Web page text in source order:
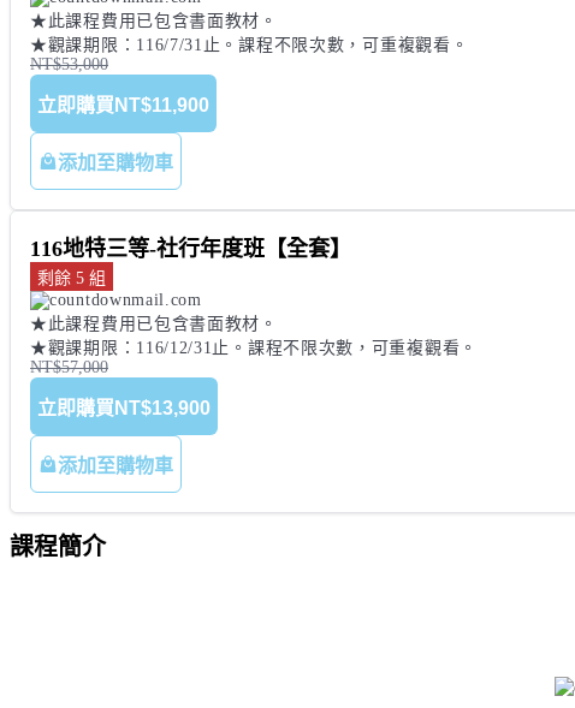
★此課程費用已包含書面教材。
★觀課期限：116/7/31止。課程不限次數，可重複觀看。
NT$53,000
立即購買 NT$11,900
添加至購物車
116地特三等-社行年度班【全套】
剩餘 5 組
★此課程費用已包含書面教材。
★觀課期限：116/12/31止。課程不限次數，可重複觀看。
NT$57,000
立即購買 NT$13,900
添加至購物車
課程簡介